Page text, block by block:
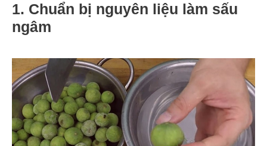
1. Chuẩn bị nguyên liệu làm sấu
ngâm